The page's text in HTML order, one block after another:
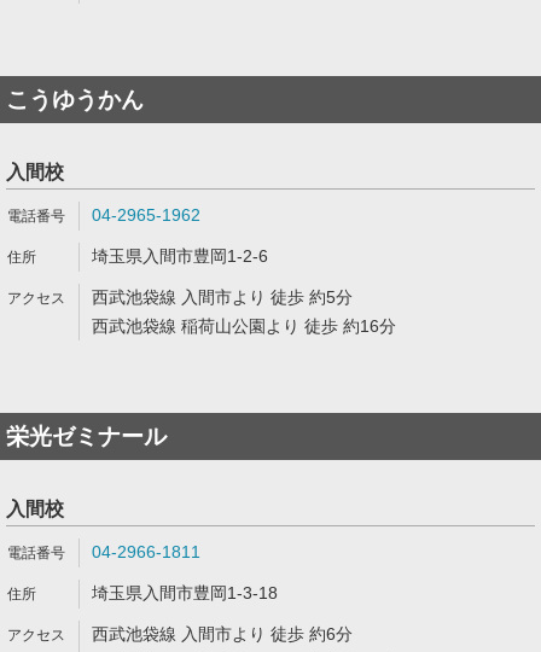
こうゆうかん
入間校
04-2965-1962
埼玉県入間市豊岡1-2-6
西武池袋線 入間市より 徒歩 約5分
西武池袋線 稲荷山公園より 徒歩 約16分
栄光ゼミナール
入間校
04-2966-1811
埼玉県入間市豊岡1-3-18
西武池袋線 入間市より 徒歩 約6分